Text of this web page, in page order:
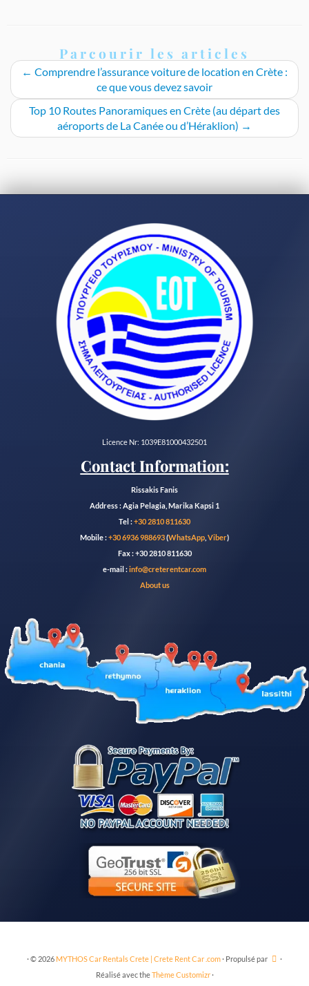
Parcourir les articles
← Comprendre l’assurance voiture de location en Crète :
ce que vous devez savoir
Top 10 Routes Panoramiques en Crète (au départ des
aéroports de La Canée ou d’Héraklion) →
Licence Nr: 1039E81000432501
Contact Information:
Rissakis Fanis
Address : Agia Pelagia, Marika Kapsi 1
Tel :+30 2810 811630
Mobile :+30 6936 988693(WhatsApp Viber)
Fax : +30 2810 811630
e-mail :info@creterentcar.com
About us
·© 2026 MYTHOS Car Rentals Crete | Crete Rent Car .com· Propulsé par
·
Réalisé avec theThème Customizr·